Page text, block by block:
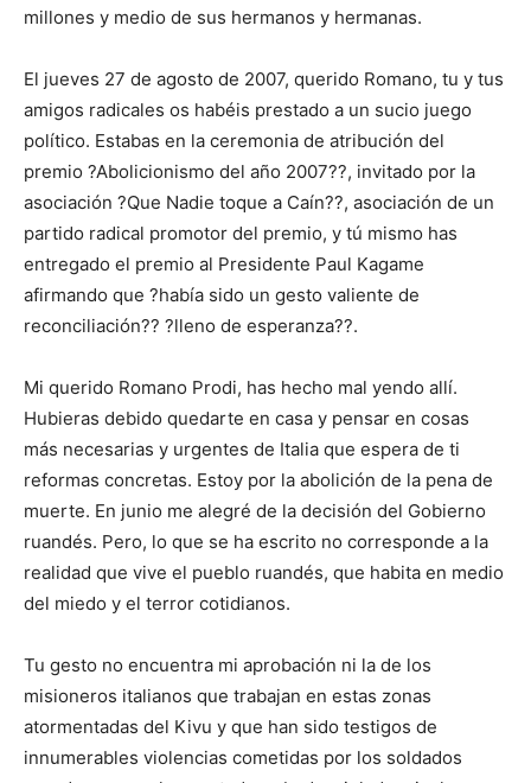
millones y medio de sus hermanos y hermanas.
El jueves 27 de agosto de 2007, querido Romano, tu y tus
amigos radicales os habéis prestado a un sucio juego
político. Estabas en la ceremonia de atribución del
premio ?Abolicionismo del año 2007??, invitado por la
asociación ?Que Nadie toque a Caín??, asociación de un
partido radical promotor del premio, y tú mismo has
entregado el premio al Presidente Paul Kagame
afirmando que ?había sido un gesto valiente de
reconciliación?? ?lleno de esperanza??.
Mi querido Romano Prodi, has hecho mal yendo allí.
Hubieras debido quedarte en casa y pensar en cosas
más necesarias y urgentes de Italia que espera de ti
reformas concretas. Estoy por la abolición de la pena de
muerte. En junio me alegré de la decisión del Gobierno
ruandés. Pero, lo que se ha escrito no corresponde a la
realidad que vive el pueblo ruandés, que habita en medio
del miedo y el terror cotidianos.
Tu gesto no encuentra mi aprobación ni la de los
misioneros italianos que trabajan en estas zonas
atormentadas del Kivu y que han sido testigos de
innumerables violencias cometidas por los soldados